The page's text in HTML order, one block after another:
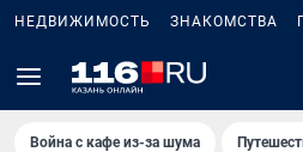
НЕДВИЖИМОСТЬ ЗНАКОМСТВА
Война с кафе из-за шума